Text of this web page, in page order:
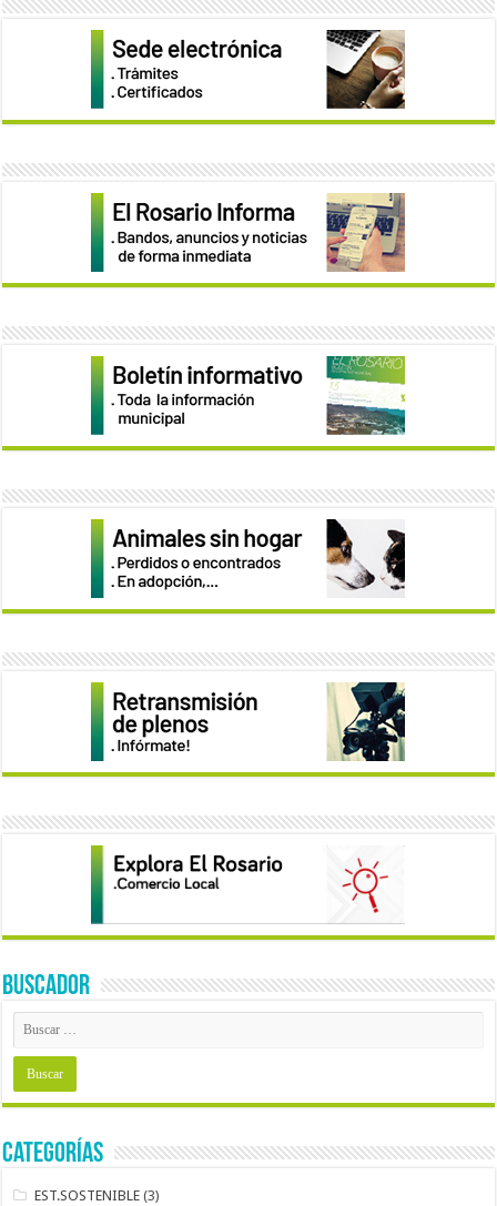
BUSCADOR
Categorías
EST.SOSTENIBLE (3)